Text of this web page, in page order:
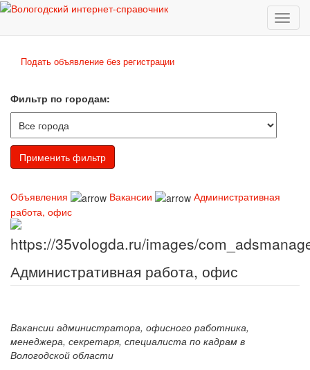
Подать объявление без регистрации
Фильтр по городам:
Объявления Вакансии
Административная
работа, офис
Административная работа, офис
Вакансии администратора, офисного работника,
менеджера, секретаря, специалиста по кадрам в
Вологодской области